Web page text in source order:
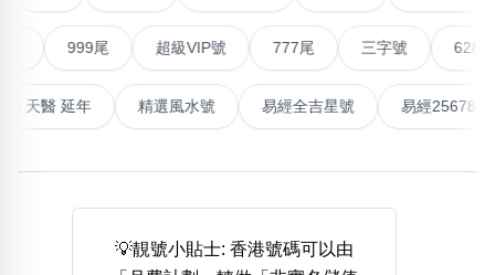
熱門分類
888尾
999尾 777尾 9字頭 6字頭
無4字
全大數字
5萬以上 生天延 全吉星(全號)
999尾 超級VIP號 777尾 三字號 6288頭
最高能量生氣 天醫 延年 精選風水號 易經全吉星號
💡靚號小貼士: 香港號碼可以由